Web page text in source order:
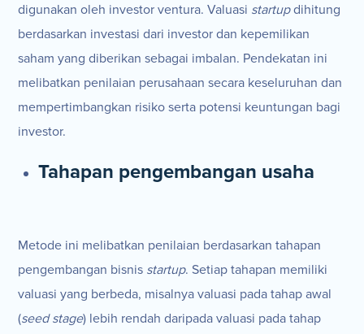
digunakan oleh investor ventura. Valuasi startupdihitung
berdasarkan investasi dari investor dan kepemilikan
saham yang diberikan sebagai imbalan. Pendekatan ini
melibatkan penilaian perusahaan secara keseluruhan dan
mempertimbangkan risiko serta potensi keuntungan bagi
investor.
Tahapan pengembangan usaha
Metode ini melibatkan penilaian berdasarkan tahapan
pengembangan bisnis startup. Setiap tahapan memiliki
valuasi yang berbeda, misalnya valuasi pada tahap awal
(seed stage) lebih rendah daripada valuasi pada tahap